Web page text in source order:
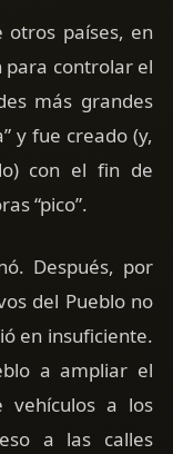
otros países, en
para controlar el
más grandes
y fue creado (y,
con el fin de
“pico”.
Después, por
del Pueblo no
en insuficiente.
a ampliar el
vehículos a los
a las calles